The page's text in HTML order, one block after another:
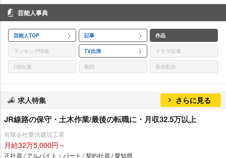
芸能人事典
芸能人TOP 記事 作品
ランキング情報 TV出演 ドラマ出演
CM出演 歌詞 音楽配信
求人特集 さらに見る
JR線路の保守・土木作業/最後の転職に・月収32.5万以上
有限会社愛信建設工業
月給32万5,000円～
正社員 / アルバイト・パート / 契約社員 / 愛知県